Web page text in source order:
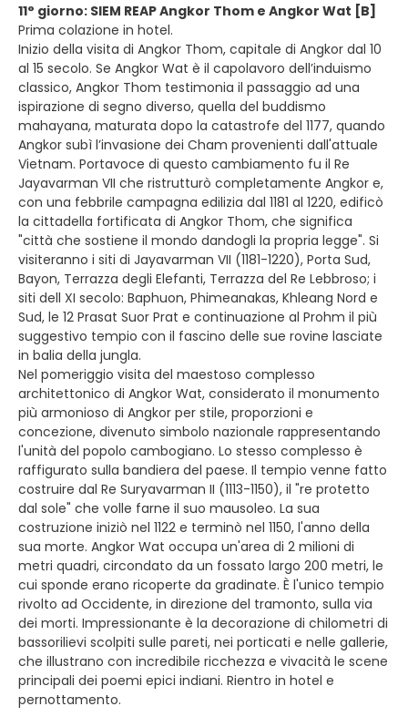
11° giorno: SIEM REAP Angkor Thom e Angkor Wat [B]
Prima colazione in hotel.
Inizio della visita di Angkor Thom, capitale di Angkor dal 10
al 15 secolo. Se Angkor Wat è il capolavoro dell’induismo
classico, Angkor Thom testimonia il passaggio ad una
ispirazione di segno diverso, quella del buddismo
mahayana, maturata dopo la catastrofe del 1177, quando
Angkor subì l’invasione dei Cham provenienti dall'attuale
Vietnam. Portavoce di questo cambiamento fu il Re
Jayavarman VII che ristrutturò completamente Angkor e,
con una febbrile campagna edilizia dal 1181 al 1220, edificò
la cittadella fortificata di Angkor Thom, che significa
"città che sostiene il mondo dandogli la propria legge". Si
visiteranno i siti di Jayavarman VII (1181-1220), Porta Sud,
Bayon, Terrazza degli Elefanti, Terrazza del Re Lebbroso; i
siti dell XI secolo: Baphuon, Phimeanakas, Khleang Nord e
Sud, le 12 Prasat Suor Prat e continuazione al Prohm il più
suggestivo tempio con il fascino delle sue rovine lasciate
in balia della jungla.
Nel pomeriggio visita del maestoso complesso
architettonico di Angkor Wat, considerato il monumento
più armonioso di Angkor per stile, proporzioni e
concezione, divenuto simbolo nazionale rappresentando
l'unità del popolo cambogiano. Lo stesso complesso è
raffigurato sulla bandiera del paese. Il tempio venne fatto
costruire dal Re Suryavarman II (1113-1150), il "re protetto
dal sole" che volle farne il suo mausoleo. La sua
costruzione iniziò nel 1122 e terminò nel 1150, l'anno della
sua morte. Angkor Wat occupa un'area di 2 milioni di
metri quadri, circondato da un fossato largo 200 metri, le
cui sponde erano ricoperte da gradinate. È l'unico tempio
rivolto ad Occidente, in direzione del tramonto, sulla via
dei morti. Impressionante è la decorazione di chilometri di
bassorilievi scolpiti sulle pareti, nei porticati e nelle gallerie,
che illustrano con incredibile ricchezza e vivacità le scene
principali dei poemi epici indiani. Rientro in hotel e
pernottamento.